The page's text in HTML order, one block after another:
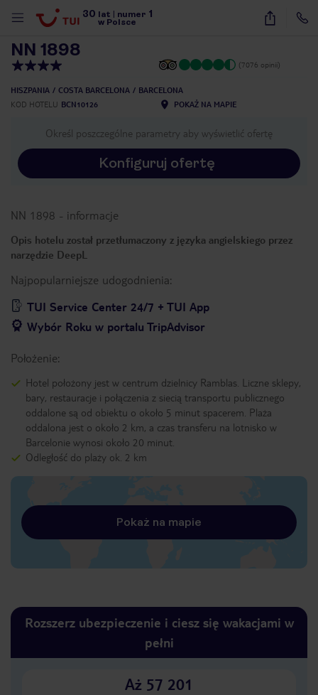
30 lat numer 1
w Polsce
41
NN 1898
(7076 opinii)
HISZPANIA COSTA BARCELONA
BARCELONA
KOD HOTELU BCN10126 POKAŻ NA MAPIE
Określ poszczególne parametry aby wyświetlić ofertę
Konfiguruj ofertę
NN 1898 - informacje
Opis hotelu został przetłumaczony z języka angielskiego przez
narzędzie DeepL
Najpopularniejsze udogodnienia:
TUI Service Center 24/7 + TUI App
Wybór Roku w portalu TripAdvisor
Położenie:
Hotel położony jest w centrum dzielnicy Ramblas. Liczne sklepy,
bary, restauracje i połączenia z siecią transportu publicznego
oddalone są od obiektu o około 5 minut spacerem. Plaża
oddalona jest o około 2 km, a czas transferu na lotnisko w
Barcelonie wynosi około 20 minut.
Odległość do plaży ok. 2 km
Pokaż na mapie
Rozszerz ubezpieczenie i ciesz się wakacjami w
pełni
Aż 57 201